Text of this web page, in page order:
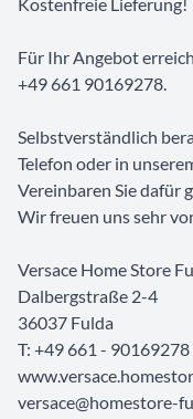
Kostenfreie Lieferung!
Für Ihr Angebot
+49 661 90169278.
Selbstverständlich
Telefon oder in
Vereinbaren Sie dafür
Wir freuen uns sehr
Versace Home Store
Dalbergstraße 2-4
36037 Fulda
T: +49 661 - 90169278
versace@homestore-